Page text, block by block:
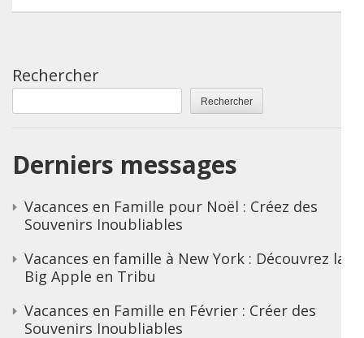
Rechercher
Rechercher
Derniers messages
Vacances en Famille pour Noël : Créez des
Souvenirs Inoubliables
Vacances en famille à New York : Découvrez la
Big Apple en Tribu
Vacances en Famille en Février : Créer des
Souvenirs Inoubliables